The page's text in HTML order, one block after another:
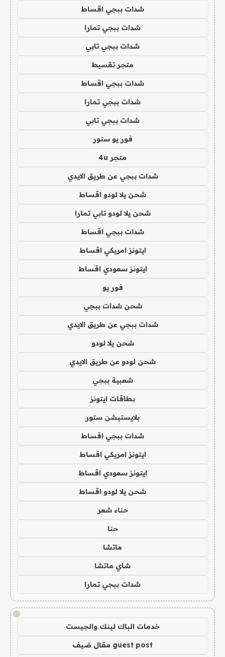
شدات ببجي اقساط
شدات ببجي تمارا
شدات ببجي تابي
متجر تقسيط
شدات ببجي اقساط
شدات ببجي تمارا
شدات ببجي تابي
فور يو ستور
متجر 4u
شدات ببجي عن طريق الايدي
شحن يلا لودو اقساط
شحن يلا لودو تابي تمارا
شدات ببجي اقساط
ايتونز امريكي اقساط
ايتونز سعودي اقساط
فور يو
شحن شدات ببجي
شدات ببجي عن طريق الايدي
شحن يلا لودو
شحن لودو عن طريق الايدي
شعبية ببجي
بطاقات ايتونز
بلايستيشن ستور
شدات ببجي اقساط
ايتونز امريكي اقساط
ايتونز سعودي اقساط
شحن يلا لودو اقساط
حناء شعر
حنا
ماتشا
شاي ماتشا
شدات ببجي تمارا
!
خدمات الباك لينك والجيست
guest post مقال ضيف